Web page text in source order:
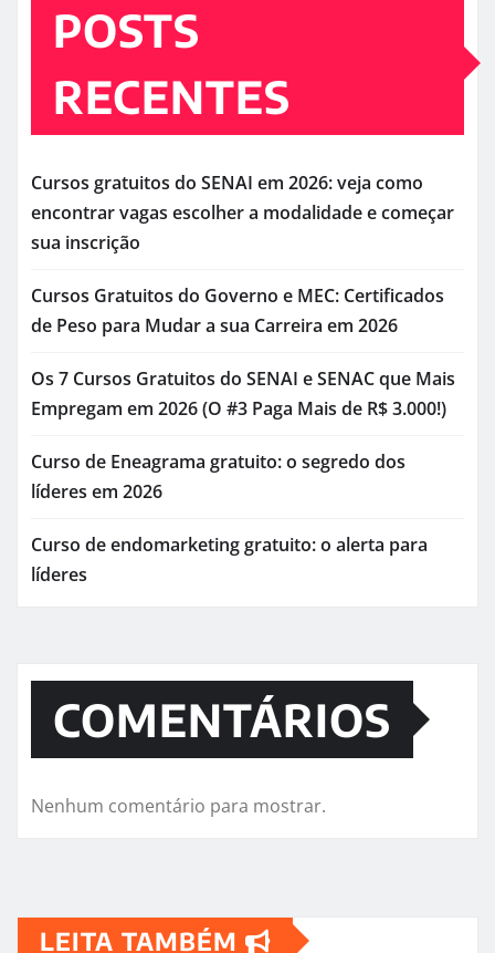
POSTS
RECENTES
Cursos gratuitos do SENAI em 2026: veja como
encontrar vagas escolher a modalidade e começar
sua inscrição
Cursos Gratuitos do Governo e MEC: Certificados
de Peso para Mudar a sua Carreira em 2026
Os 7 Cursos Gratuitos do SENAI e SENAC que Mais
Empregam em 2026 (O #3 Paga Mais de R$ 3.000!)
Curso de Eneagrama gratuito: o segredo dos
líderes em 2026
Curso de endomarketing gratuito: o alerta para
líderes
COMENTÁRIOS
Nenhum comentário para mostrar.
LEITA TAMBÉM